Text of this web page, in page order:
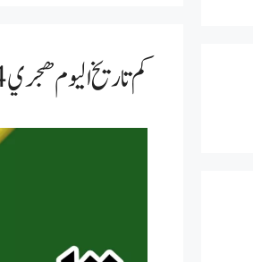
كم تاريخ اليوم هجري 2024 – تاريخ اليوم ميلادي 2024